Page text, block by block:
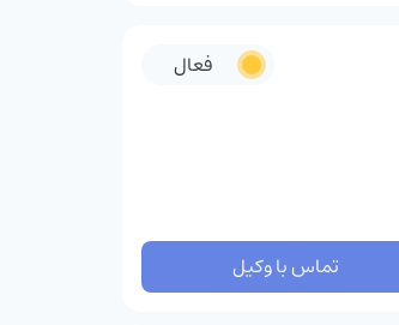
فعال
تماس با وکیل